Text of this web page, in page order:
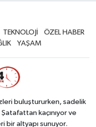
TEKNOLOJİ
ÖZEL HABER
YAŞAM
buluştururken, sadelik
kaçınıyor ve
bir altyapı sunuyor.